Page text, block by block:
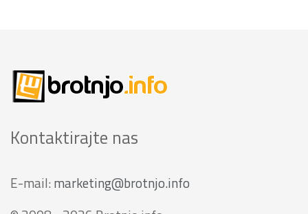
Kontaktirajte nas
E-mail: marketing@brotnjo.info